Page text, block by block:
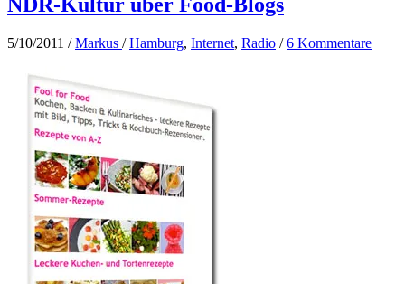
5/10/2011 /Markus /Hamburg, Internet, Radio /6 Kommentare